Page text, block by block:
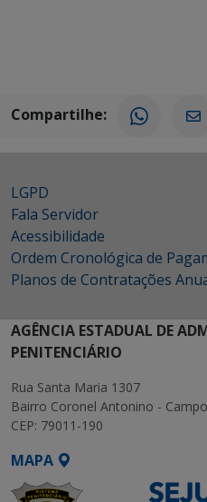
Compartilhe:
LGPD
Fala Servidor
Acessibilidade
Ordem Cronológica de
Planos de Contratações
AGÊNCIA ESTADUAL DE
PENITENCIÁRIO
Rua Santa Maria 1307
Bairro Coronel Antonino -
CEP: 79011-190
MAPA